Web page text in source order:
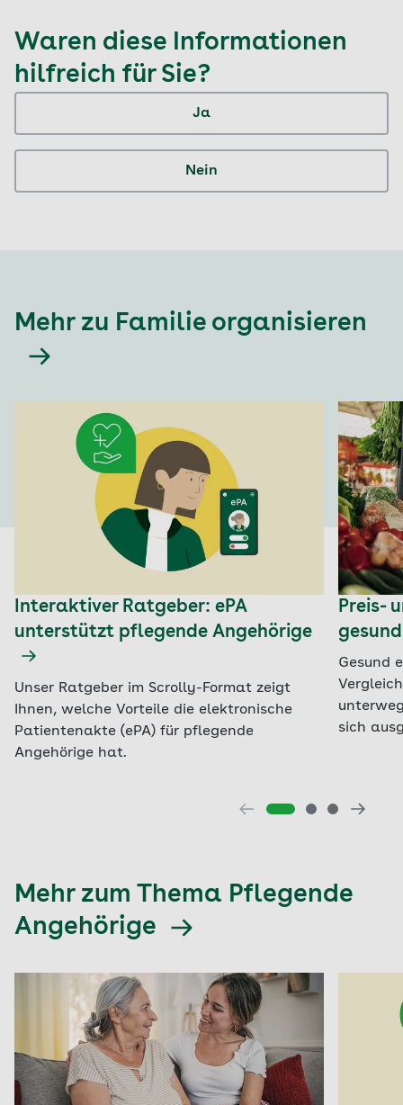
Waren diese Informationen
hilfreich für Sie?
Ja
Nein
Mehr zu Familie organisieren
Interaktiver Ratgeber: ePA
unterstützt pflegende Angehörige
Unser Ratgeber im Scrolly-Format zeigt
Ihnen, welche Vorteile die elektronische
Patientenakte (ePA) für pflegende
Angehörige hat.
Preis-
Gesund
sich
Mehr zum Thema Pflegende
Angehörige